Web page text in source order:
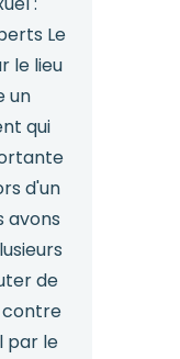
sont-
ils
prêts
?
Le
le lieu
un
qui
d'un
avons
de
par le